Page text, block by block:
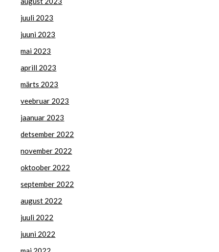
juuli 2023
juuni 2023
mai 2023
aprill 2023
märts 2023
veebruar 2023
jaanuar 2023
detsember 2022
november 2022
oktoober 2022
september 2022
august 2022
juuli 2022
juuni 2022